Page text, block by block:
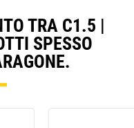
TRA C1.5 |
SPESSO